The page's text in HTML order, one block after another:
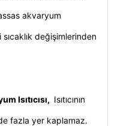
akvaryum
değişimlerinden
Isıtıcısı, Isıtıcının
fazla yer kaplamaz.